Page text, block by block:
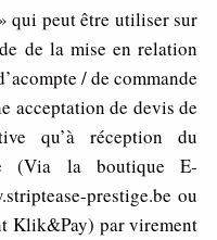
qui peut être utiliser sur
de la mise en relation
/ de commande
acceptation de devis de
qu’à réception du
(Via la boutique E-
prestige.be ou
Klik&Pay) par virement